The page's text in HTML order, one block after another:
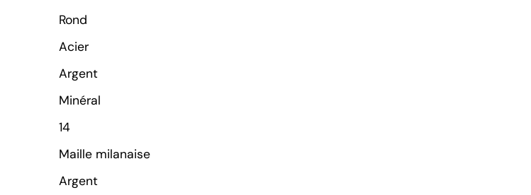
Rond
Acier
Argent
Minéral
14
Maille milanaise
Argent